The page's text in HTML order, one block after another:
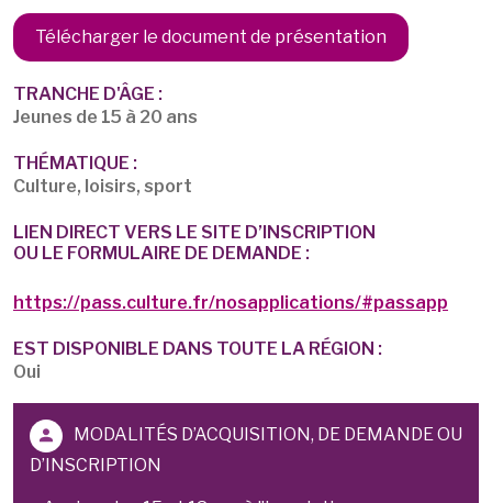
Télécharger le document de présentation
TRANCHE D'ÂGE :
Jeunes de 15 à 20 ans
THÉMATIQUE :
Culture, loisirs, sport
LIEN DIRECT VERS LE SITE D’INSCRIPTION
OU LE FORMULAIRE DE DEMANDE :
https://pass.culture.fr/nosapplications/#passapp
EST DISPONIBLE DANS TOUTE LA RÉGION :
Oui
MODALITÉS D’ACQUISITION, DE DEMANDE OU
D’INSCRIPTION